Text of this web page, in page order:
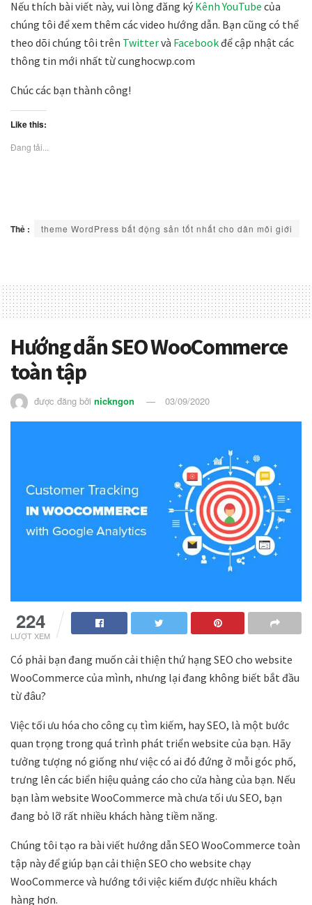
Nếu thích bài viết này, vui lòng đăng ký Kênh YouTube của
chúng tôi để xem thêm các video hướng dẫn. Bạn cũng có thể
theo dõi chúng tôi trên Twittervà Facebookđể cập nhật các
thông tin mới nhất từ cunghocwp.com
Chúc các bạn thành công!
Like this:
Đang tải...
Thẻ : theme WordPress bất động sản tốt nhất cho dân môi giới
Hướng dẫn SEO WooCommerce
toàn tập
được đăng bởi nickngon 03/09/2020
224
LƯỢT XEM
Có phải bạn đang muốn cải thiện thứ hạng SEO cho website
WooCommerce của mình, nhưng lại đang không biết bắt đầu
từ đâu?
Việc tối ưu hóa cho công cụ tìm kiếm, hay SEO, là một bước
quan trọng trong quá trình phát triển website của bạn. Hãy
tưởng tượng nó giống như việc có ai đó đứng ở mỗi góc phố,
trưng lên các biển hiệu quảng cáo cho cửa hàng của bạn. Nếu
bạn làm website WooCommerce mà chưa tối ưu SEO, bạn
đang bỏ lỡ rất nhiều khách hàng tiềm năng.
Chúng tôi tạo ra bài viết hướng dẫn SEO WooCommerce toàn
tập này để giúp bạn cải thiện SEO cho website chạy
WooCommerce và hướng tới việc kiếm được nhiều khách
hàng hơn.